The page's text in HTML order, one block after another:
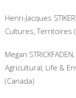
Henri-Jacques
Cultures, Territoires
Megan
Agricultural, Life &
(Canada)